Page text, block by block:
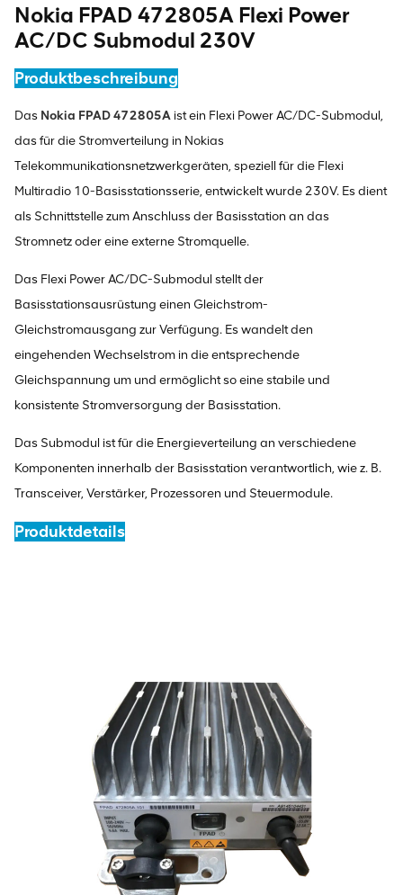
Nokia FPAD 472805A Flexi Power
AC/DC Submodul 230V
Produktbeschreibung
Das Nokia FPAD 472805A ist ein Flexi Power AC/DC-Submodul,
das für die Stromverteilung in Nokias
Telekommunikationsnetzwerkgeräten, speziell für die Flexi
Multiradio 10-Basisstationsserie, entwickelt wurde 230V. Es dient
als Schnittstelle zum Anschluss der Basisstation an das
Stromnetz oder eine externe Stromquelle.
Das Flexi Power AC/DC-Submodul stellt der
Basisstationsausrüstung einen Gleichstrom-
Gleichstromausgang zur Verfügung. Es wandelt den
eingehenden Wechselstrom in die entsprechende
Gleichspannung um und ermöglicht so eine stabile und
konsistente Stromversorgung der Basisstation.
Das Submodul ist für die Energieverteilung an verschiedene
Komponenten innerhalb der Basisstation verantwortlich, wie z. B.
Transceiver, Verstärker, Prozessoren und Steuermodule.
Produktdetails